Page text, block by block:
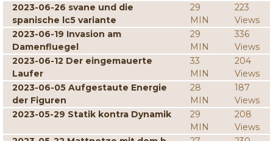
2023-06-26 svane und die
spanische lc5 variante
29
MIN
223
Views
2023-06-19 Invasion am
Damenfluegel
29
MIN
336
Views
2023-06-12 Der eingemauerte
Laufer
33
MIN
204
Views
2023-06-05 Aufgestaute Energie
der Figuren
28
MIN
187
Views
2023-05-29 Statik kontra Dynamik
29
MIN
208
Views